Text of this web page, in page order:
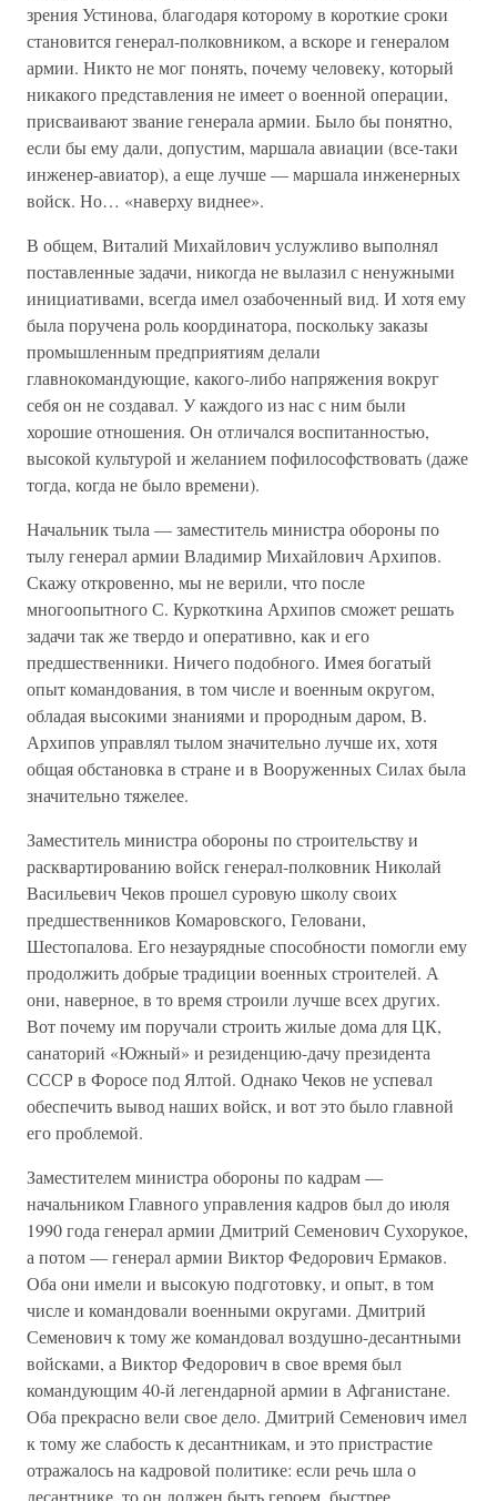
зрения Устинова, благодаря которому в короткие сроки
становится генерал-полковником, а вскоре и генералом
армии. Никто не мог понять, почему человеку, который
никакого представления не имеет о военной операции,
присваивают звание генерала армии. Было бы понятно,
если бы ему дали, допустим, маршала авиации (все-таки
инженер-авиатор), а еще лучше — маршала инженерных
войск. Но… «наверху виднее».
В общем, Виталий Михайлович услужливо выполнял
поставленные задачи, никогда не вылазил с ненужными
инициативами, всегда имел озабоченный вид. И хотя ему
была поручена роль координатора, поскольку заказы
промышленным предприятиям делали
главнокомандующие, какого-либо напряжения вокруг
себя он не создавал. У каждого из нас с ним были
хорошие отношения. Он отличался воспитанностью,
высокой культурой и желанием пофилософствовать (даже
тогда, когда не было времени).
Начальник тыла — заместитель министра обороны по
тылу генерал армии Владимир Михайлович Архипов.
Скажу откровенно, мы не верили, что после
многоопытного С. Куркоткина Архипов сможет решать
задачи так же твердо и оперативно, как и его
предшественники. Ничего подобного. Имея богатый
опыт командования, в том числе и военным округом,
обладая высокими знаниями и прородным даром, В.
Архипов управлял тылом значительно лучше их, хотя
общая обстановка в стране и в Вооруженных Силах была
значительно тяжелее.
Заместитель министра обороны по строительству и
расквартированию войск генерал-полковник Николай
Васильевич Чеков прошел суровую школу своих
предшественников Комаровского, Геловани,
Шестопалова. Его незаурядные способности помогли ему
продолжить добрые традиции военных строителей. А
они, наверное, в то время строили лучше всех других.
Вот почему им поручали строить жилые дома для ЦК,
санаторий «Южный» и резиденцию-дачу президента
СССР в Форосе под Ялтой. Однако Чеков не успевал
обеспечить вывод наших войск, и вот это было главной
его проблемой.
Заместителем министра обороны по кадрам —
начальником Главного управления кадров был до июля
1990 года генерал армии Дмитрий Семенович Сухорукое,
а потом — генерал армии Виктор Федорович Ермаков.
Оба они имели и высокую подготовку, и опыт, в том
числе и командовали военными округами. Дмитрий
Семенович к тому же командовал воздушно-десантными
войсками, а Виктор Федорович в свое время был
командующим 40-й легендарной армии в Афганистане.
Оба прекрасно вели свое дело. Дмитрий Семенович имел
к тому же слабость к десантникам, и это пристрастие
отражалось на кадровой политике: если речь шла о
десантнике, то он должен быть героем, быстрее